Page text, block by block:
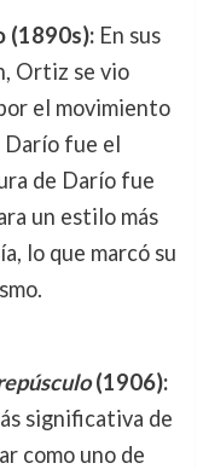
(1890s):En sus
Ortiz se vio
el movimiento
Darío fue el
de Darío fue
un estilo más
lo que marcó su
(1906):
significativa de
como uno de